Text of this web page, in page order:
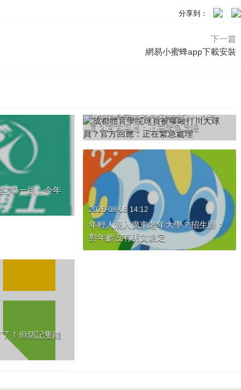
分享到：
下一篇
網易小蜜蜂app下載安裝
”嚇一跳！今年
成都體育學院球員被曝毆打川大球
員？官方回應：正在緊急處理
2026-08-08 14:12
年輕人湧入廣東老年大學？招生辦：
對年齡沒有明文規定
了！但切記隻能